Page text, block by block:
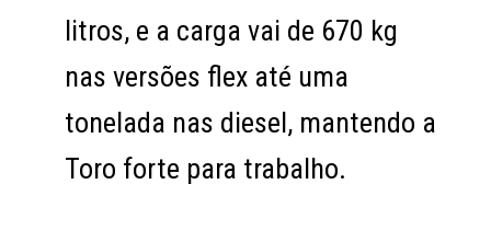
litros, e a carga vai de 670 kg
nas versões flex até uma
tonelada nas diesel, mantendo a
Toro forte para trabalho.
litros, e a carga vai de 670 kg
nas versões flex até uma
tonelada nas diesel, mantendo a
Toro forte para trabalho.